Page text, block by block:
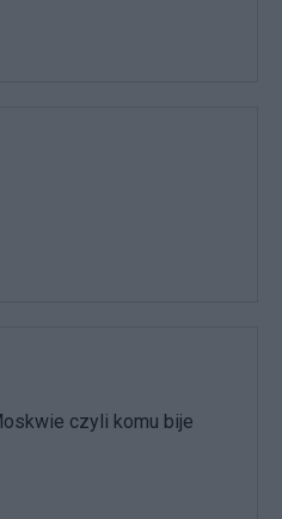
czyli komu bije